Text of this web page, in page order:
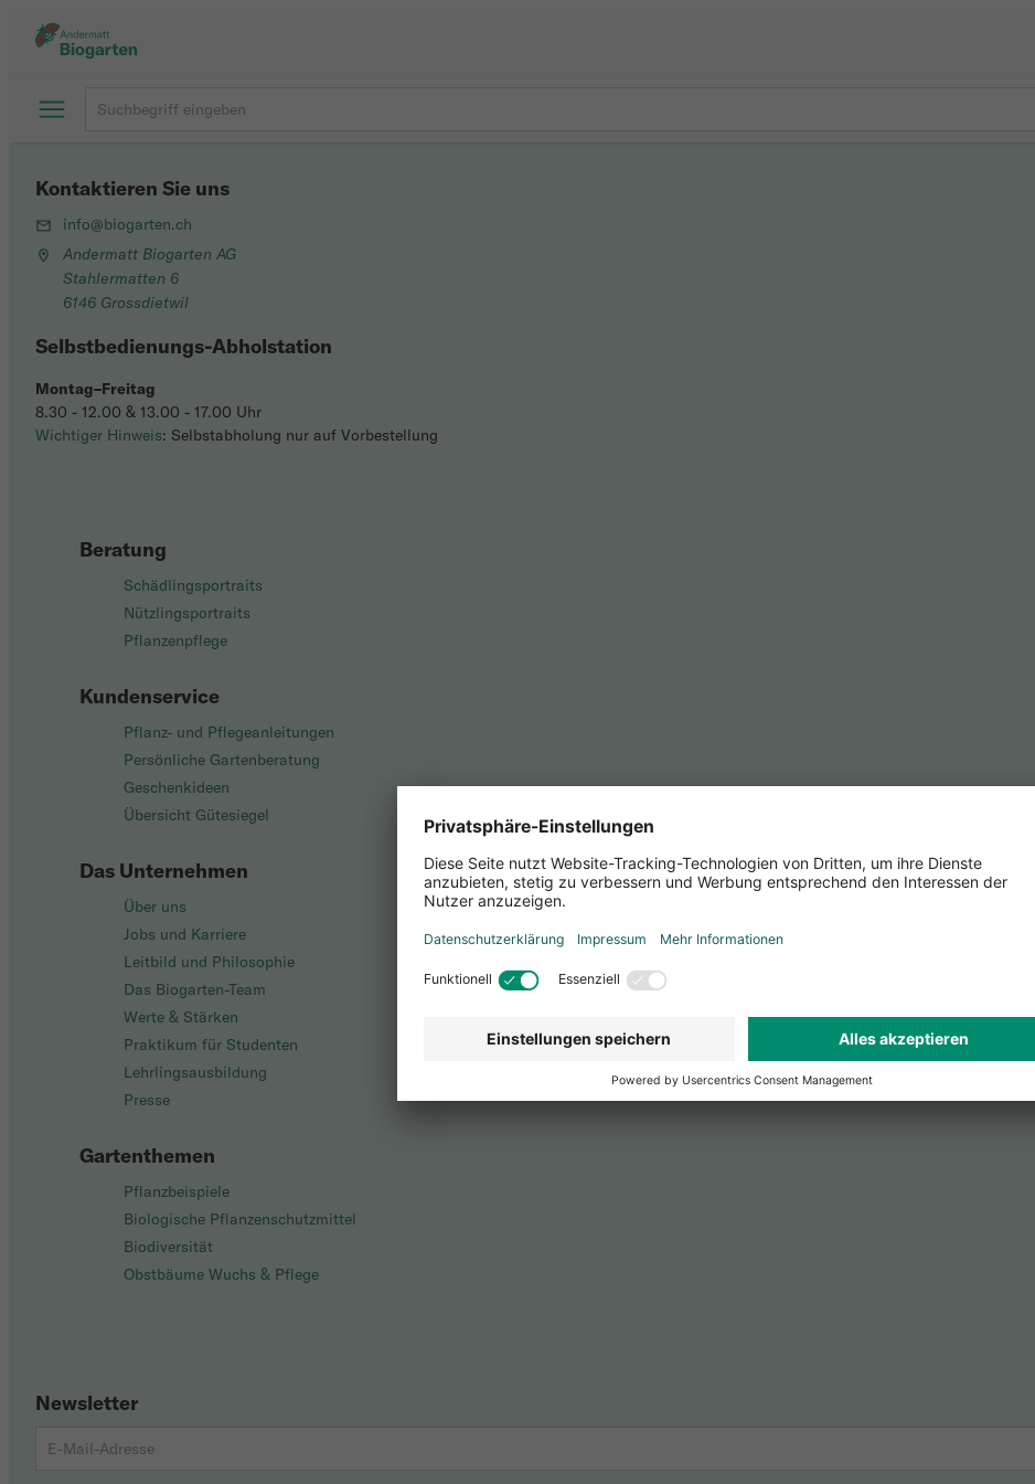
Beratung
Schädlingsportraits
Nützlingsportraits
Pflanzenpflege
Kundenservice
Pflanz- und Pflegeanleitungen
Persönliche Gartenberatung
Geschenkideen
Übersicht Gütesiegel
Das Unternehmen
Über uns
Jobs und Karriere
Leitbild und Philosophie
Das Biogarten-Team
Werte & Stärken
Praktikum für Studenten
Lehrlingsausbildung
Presse
Gartenthemen
Pflanzbeispiele
Biologische Pflanzenschutzmittel
Biodiversität
Obstbäume Wuchs & Pflege
Newsletter
Kontaktieren Sie uns
info@biogarten.ch
Andermatt Biogarten AG
Stahlermatten 6
6146 Grossdietwil
Selbstbedienungs-Abholstation
Montag–Freitag
8.30 - 12.00 & 13.00 - 17.00 Uhr
Wichtiger Hinweis: Selbstabholung nur auf Vorbestellung